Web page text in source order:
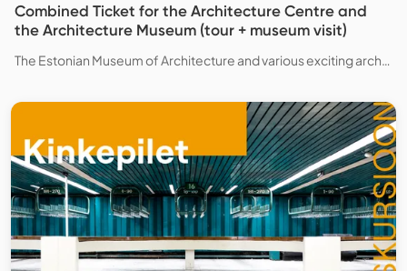
Combined Ticket for the Architecture Centre and
the Architecture Museum (tour + museum visit)
The Estonian Museum of Architecture and various exciting architectural sites in Tallinn.